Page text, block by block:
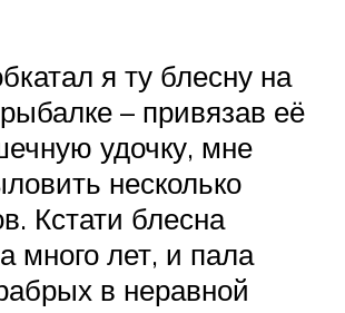
я ту блесну на
– привязав её
удочку, мне
несколько
Кстати блесна
много лет, и пала
в неравной